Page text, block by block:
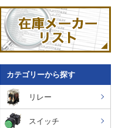
カテゴリーから探す
リレー
スイッチ